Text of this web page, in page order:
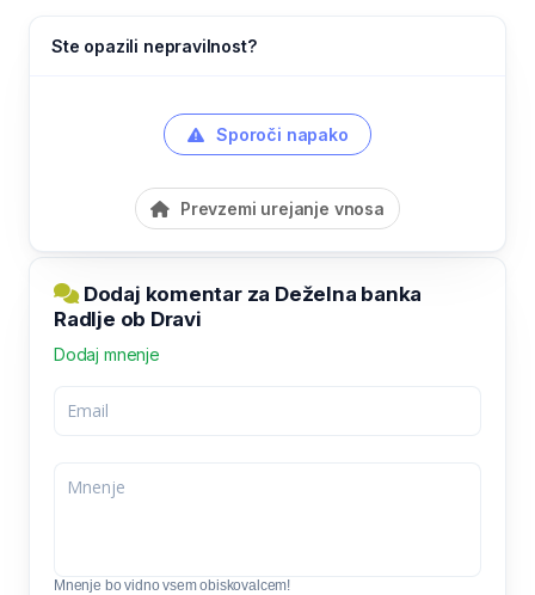
Ste opazili nepravilnost?
Sporoči napako
Prevzemi urejanje vnosa
Dodaj komentar za Deželna banka
Radlje ob Dravi
Dodaj mnenje
Mnenje bo vidno vsem obiskovalcem!